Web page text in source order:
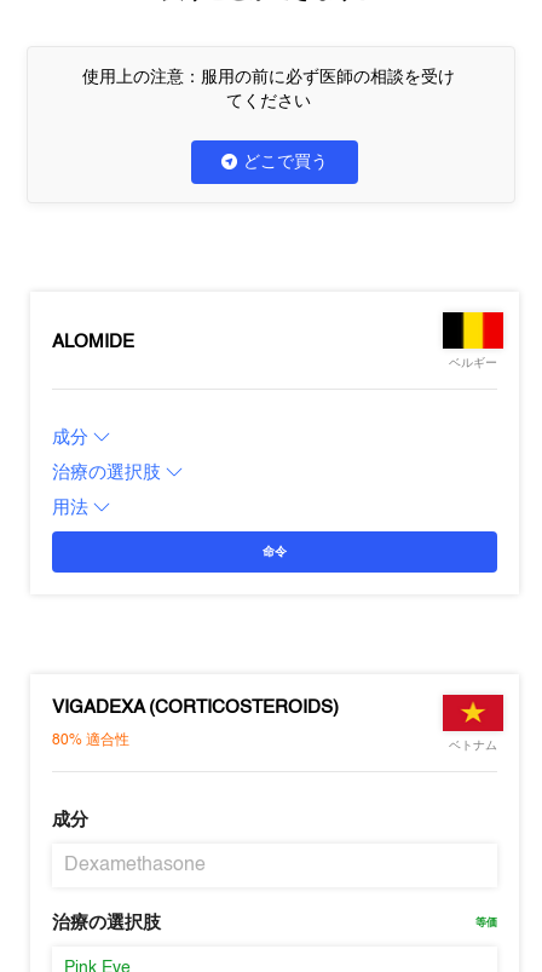
使用上の注意：服用の前に必ず医師の相談を受け
てください
どこで買う
ALOMIDE
ベルギー
成分
治療の選択肢
用法
命令
VIGADEXA (CORTICOSTEROIDS)
80%適合性 ベトナム
成分
Dexamethasone
治療の選択肢 等価
Pink Eye